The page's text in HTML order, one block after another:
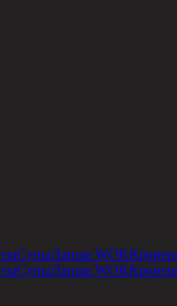
СупыЛапша WOK
СупыЛапша WOK